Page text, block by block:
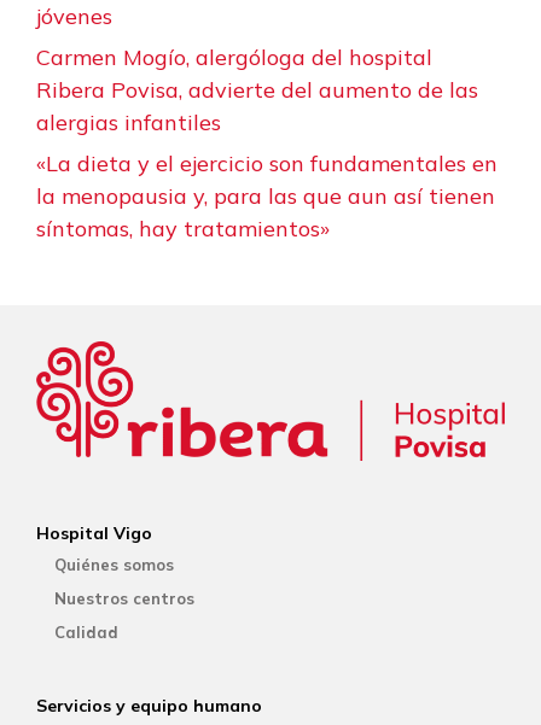
jóvenes
Carmen Mogío, alergóloga del hospital
Ribera Povisa, advierte del aumento de las
alergias infantiles
«La dieta y el ejercicio son fundamentales en
la menopausia y, para las que aun así tienen
síntomas, hay tratamientos»
Hospital Vigo
Quiénes somos
Nuestros centros
Calidad
Servicios y equipo humano